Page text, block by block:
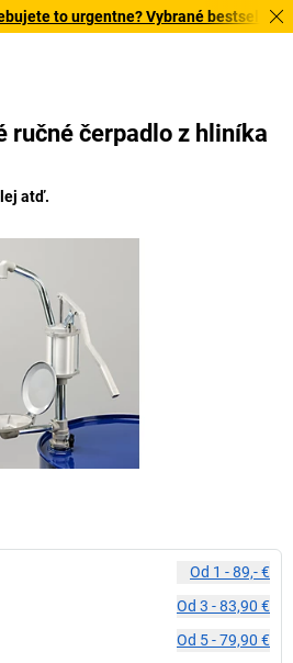
to urgentne? Vybrané bestsellery
ručné čerpadlo z hliníka
atď.
Od 1 -89,- €
Od 3 -83,90 €
Od 5-79,90 €